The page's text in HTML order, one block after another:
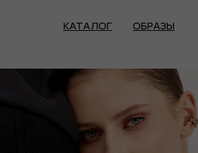
КАТАЛОГ ОБРАЗЫ